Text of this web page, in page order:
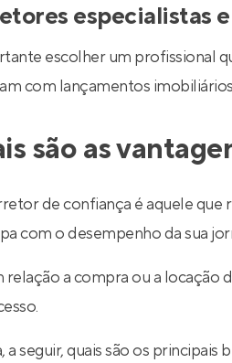
especialistas
escolher um profissional
com lançamentos
são as
de confiança é aquele que
com o desempenho da sua
relação a compra ou a
a seguir, quais são os